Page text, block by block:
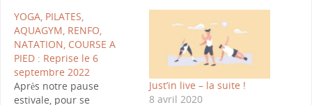
YOGA, PILATES,
AQUAGYM, RENFO,
NATATION, COURSE A
PIED : Reprise le 6
septembre 2022
Après notre pause
estivale, pour se
Just’in live – la suite !
8 avril 2020